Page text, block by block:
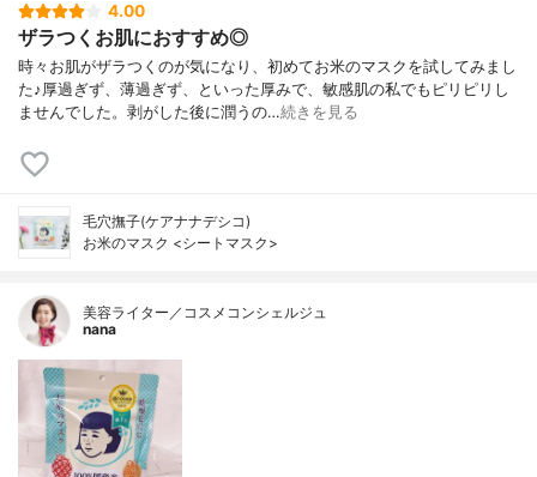
4.00
ザラつくお肌におすすめ◎
時々お肌がザラつくのが気になり、初めてお米のマスクを試してみまし
た♪厚過ぎず、薄過ぎず、といった厚みで、敏感肌の私でもピリピリし
ませんでした。剥がした後に潤うの…続きを見る
毛穴撫子(ケアナナデシコ)
お米のマスク <シートマスク>
美容ライター／コスメコンシェルジュ
nana